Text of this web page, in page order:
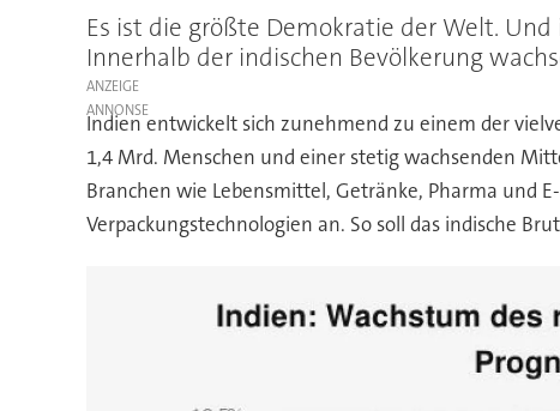
Es ist die größte Demokratie der Welt.
Innerhalb der indischen Bevölkerung
ANZEIGE
Indien entwickelt sich zunehmend zu einem der
1,4 Mrd. Menschen und einer stetig wachsenden
Branchen wie Lebensmittel, Getränke, Pharma und
Verpackungstechnologien an. So soll das indische